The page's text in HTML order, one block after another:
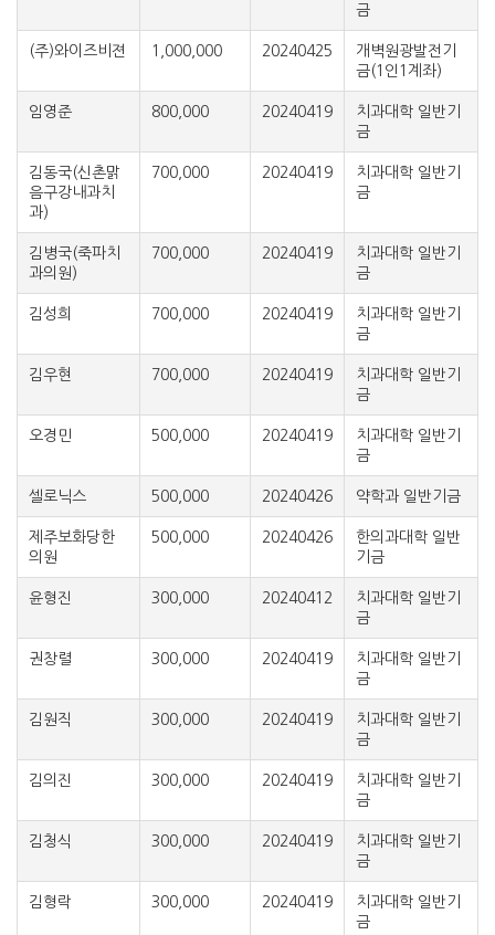
금
(주)와이즈비젼 1,000,000 20240425
개벽원광발전기
금(1인1계좌)
임영준 800,000 20240419
치과대학 일반기
금
김동국(신촌맑
음구강내과치
과)
700,000 20240419
치과대학 일반기
금
김병국(죽파치
과의원)
700,000 20240419
치과대학 일반기
금
김성희 700,000 20240419
치과대학 일반기
금
김우현 700,000 20240419
치과대학 일반기
금
오경민 500,000 20240419
치과대학 일반기
금
셀로닉스 500,000 20240426 약학과 일반기금
제주보화당한
의원
500,000 20240426
한의과대학 일반
기금
윤형진 300,000 20240412
치과대학 일반기
금
권창렬 300,000 20240419
치과대학 일반기
금
김원직 300,000 20240419
치과대학 일반기
금
김의진 300,000 20240419
치과대학 일반기
금
김청식 300,000 20240419
치과대학 일반기
금
김형락 300,000 20240419
치과대학 일반기
금